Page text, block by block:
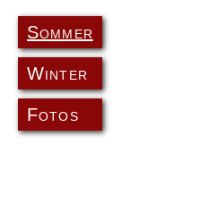
Sommer
Winter
Fotos